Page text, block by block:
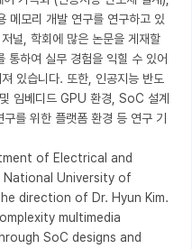
메모리 개발 연구를 연구하고 있
널, 학회에 많은 논문을 게재할
통하여 실무 경험을 익힐 수 있어
있습니다. 또한, 인공지능 반도
임베디드 GPU 환경, SoC 설계
를 위한 플랫폼 환경 등 연구 기
of Electrical and
National University of
direction of Dr. Hyun Kim.
multimedia
SoC designs and